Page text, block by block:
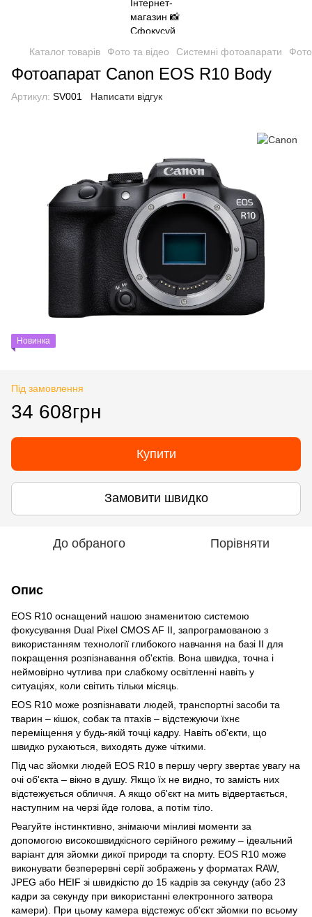
Каталог товарів Фото та відео Системні фотоапарати
Фотоапарат Canon EOS R10 Body
Артикул: SV001 Написати відгук
Новинка
Під замовлення
34 608грн
Купити
Замовити швидко
До обраного Порівняти
Опис
EOS R10 оснащений нашою знаменитою системою
фокусування Dual Pixel CMOS AF II, запрограмованою з
використанням технології глибокого навчання на базі ІІ для
покращення розпізнавання об'єктів. Вона швидка, точна і
неймовірно чутлива при слабкому освітленні навіть у
ситуаціях, коли світить тільки місяць.
EOS R10 може розпізнавати людей, транспортні засоби та
тварин – кішок, собак та птахів – відстежуючи їхнє
переміщення у будь-якій точці кадру. Навіть об'єкти, що
швидко рухаються, виходять дуже чіткими.
Під час зйомки людей EOS R10 в першу чергу звертає увагу на
очі об'єкта – вікно в душу. Якщо їх не видно, то замість них
відстежується обличчя. А якщо об'єкт на мить відвертається,
наступним на черзі йде голова, а потім тіло.
Реагуйте інстинктивно, знімаючи мінливі моменти за
допомогою високошвидкісного серійного режиму – ідеальний
варіант для зйомки дикої природи та спорту. EOS R10 може
виконувати безперервні серії зображень у форматах RAW,
JPEG або HEIF зі швидкістю до 15 кадрів за секунду (або 23
кадри за секунду при використанні електронного затвора
камери). При цьому камера відстежує об'єкт зйомки по всьому